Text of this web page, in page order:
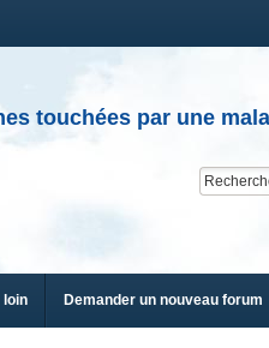
touchées par une
loin Demander un nouveau forum